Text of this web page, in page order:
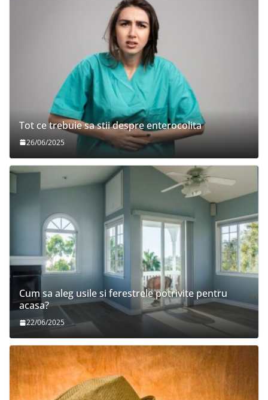
Tot ce trebuie sa stii despre enterocolita
26/06/2025
Cum sa aleg usile si ferestrele potrivite pentru
acasa?
22/06/2025